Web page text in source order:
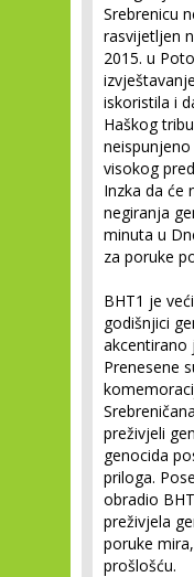
Srebrenicu
rasvijetljen
2015. u
iskoristila i
Haškog
visokog
Inzka da će
negiranja
minuta u
za poruke
BHT1 je
godišnjici
akcentirano
Prenesene
preživjeli
genocida
priloga.
obradio
preživjela
poruke
prošlošću.